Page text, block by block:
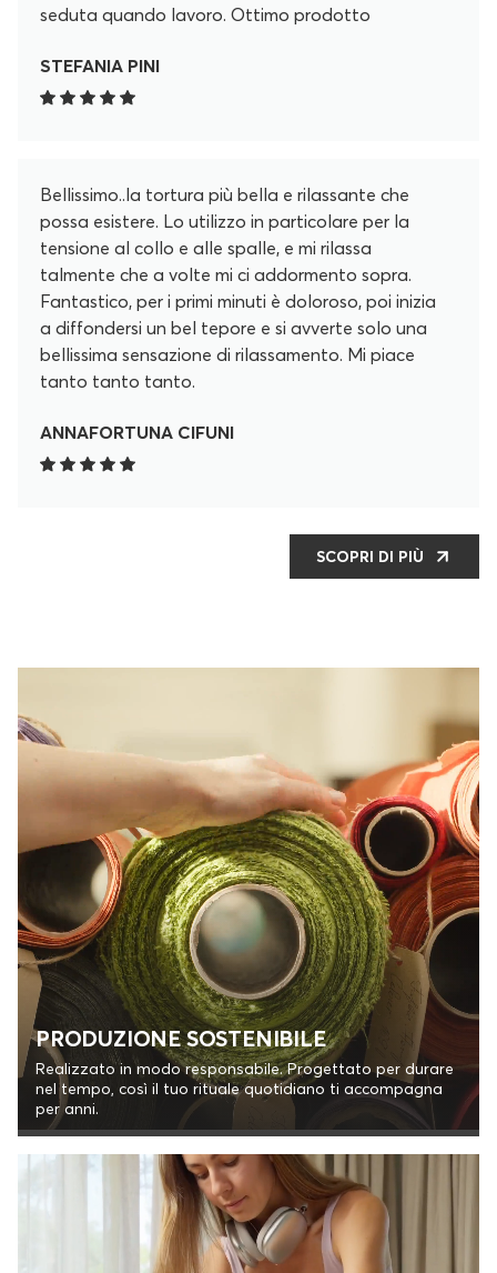
seduta quando lavoro. Ottimo prodotto
STEFANIA PINI
Bellissimo..la tortura più bella e rilassante che
possa esistere. Lo utilizzo in particolare per la
tensione al collo e alle spalle, e mi rilassa
talmente che a volte mi ci addormento sopra.
Fantastico, per i primi minuti è doloroso, poi inizia
a diffondersi un bel tepore e si avverte solo una
bellissima sensazione di rilassamento. Mi piace
tanto tanto tanto.
ANNAFORTUNA CIFUNI
SCOPRI DI PIÙ
PRODUZIONE SOSTENIBILE
Realizzato in modo responsabile. Progettato per durare
nel tempo, così il tuo rituale quotidiano ti accompagna
per anni.